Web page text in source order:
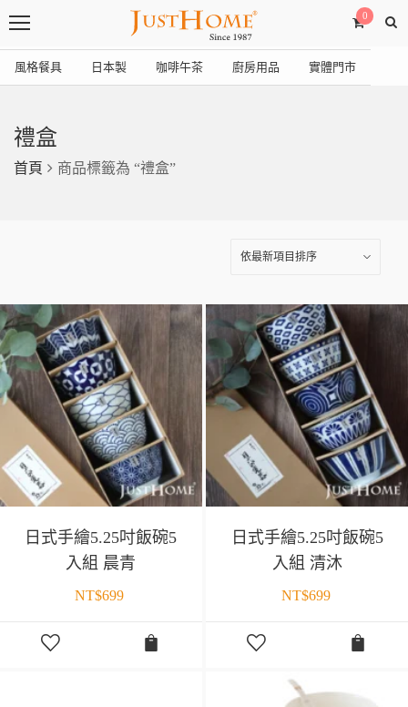
0
風格餐具 日本製 咖啡午茶 廚房用品 實體門市
禮盒
首頁 商品標籤為 “禮盒”
日式手繪5.25吋飯碗5
入組 晨青
NT$699
日式手繪5.25吋飯碗5
入組 清沐
NT$699